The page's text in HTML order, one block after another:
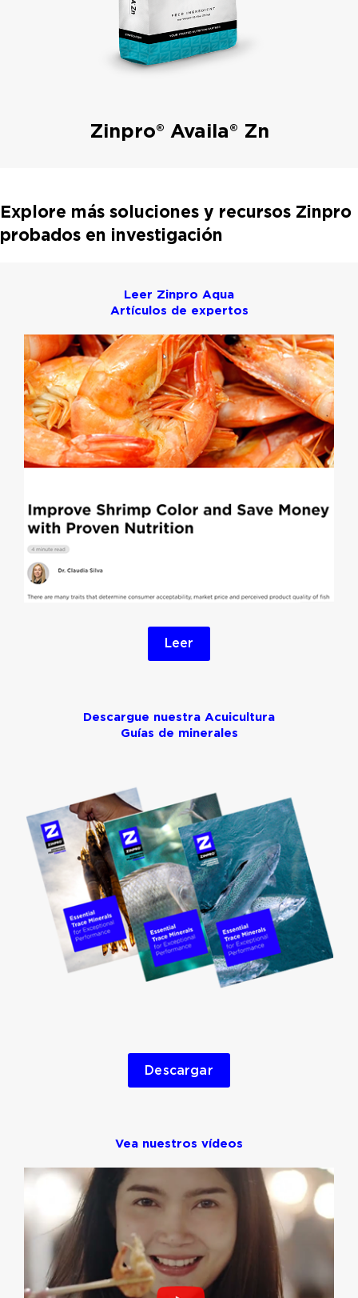
Zinpro® Availa® Zn
Explore más soluciones y recursos Zinpro
probados en investigación
Leer Zinpro Aqua
Artículos de expertos
Leer
Descargue nuestra Acuicultura
Guías de minerales
Descargar
Vea nuestros vídeos